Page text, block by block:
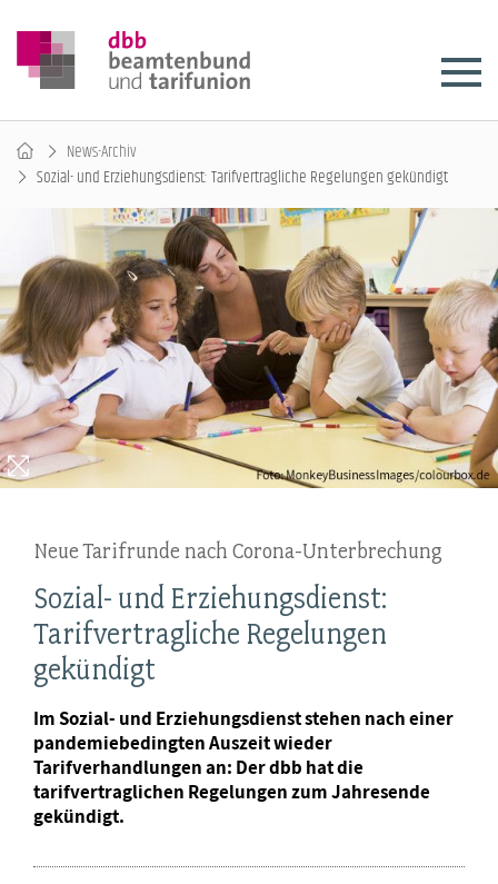
News-Archiv
Sozial- und Erziehungsdienst: Tarifvertragliche Regelungen gekündigt
Neue Tarifrunde nach Corona-Unterbrechung
Sozial- und Erziehungsdienst:
Tarifvertragliche Regelungen
gekündigt
Im Sozial- und Erziehungsdienst stehen nach einer
pandemiebedingten Auszeit wieder
Tarifverhandlungen an: Der dbb hat die
tarifvertraglichen Regelungen zum Jahresende
gekündigt.